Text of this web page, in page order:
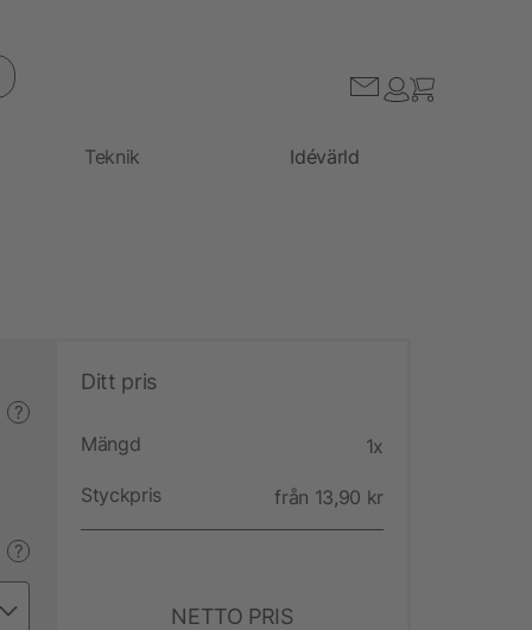
Teknik Idévärld
?
?
Ditt pris
Mängd 1x
Styckpris från 13,90 kr
NETTO PRIS